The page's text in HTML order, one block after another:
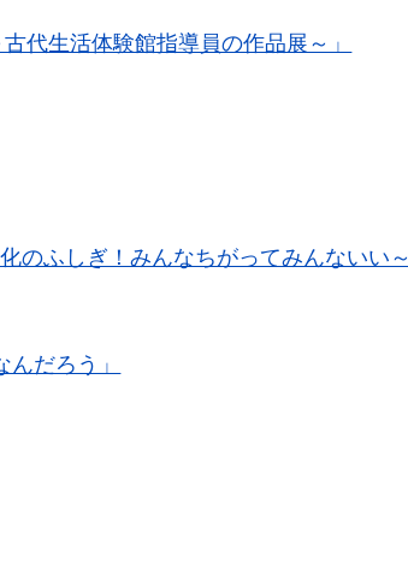
代生活体験館指導員の作品展～」
のふしぎ！みんなちがってみんないい
だろう」